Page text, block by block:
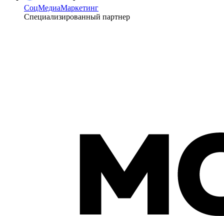
СоцМедиаМаркетинг
Специализированный партнер